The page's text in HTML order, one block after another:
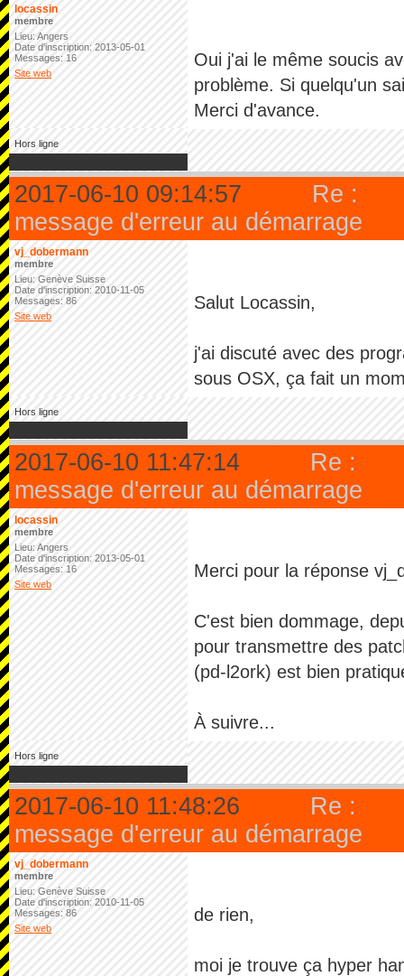
locassin
membre
Lieu: Angers
Date d'inscription: 2013-05-01
Messages: 16
Site web
Oui j'ai le même soucis
problème. Si quelqu'un
Merci d'avance.
Hors ligne
2017-06-10 09:14:57
Re :
message d'erreur au démarrage
vj_dobermann
membre
Lieu: Genève Suisse
Date d'inscription: 2010-11-05
Messages: 86
Site web
Salut Locassin,
j'ai discuté avec des
sous OSX, ça fait un
Hors ligne
2017-06-10 11:47:14
Re :
message d'erreur au démarrage
locassin
membre
Lieu: Angers
Date d'inscription: 2013-05-01
Messages: 16
Site web
Merci pour la réponse
C'est bien dommage,
pour transmettre des
(pd-l2ork) est bien
À suivre...
Hors ligne
2017-06-10 11:48:26
Re :
message d'erreur au démarrage
vj_dobermann
membre
Lieu: Genève Suisse
Date d'inscription: 2010-11-05
Messages: 86
Site web
de rien,
moi je trouve ça hyper